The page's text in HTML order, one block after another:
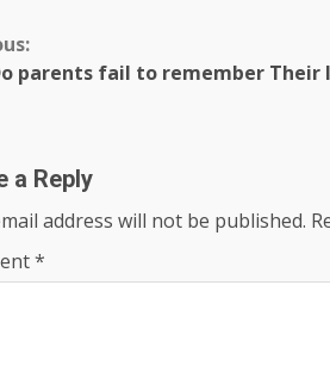
parents fail to remember Their
a Reply
address will not be published.
*